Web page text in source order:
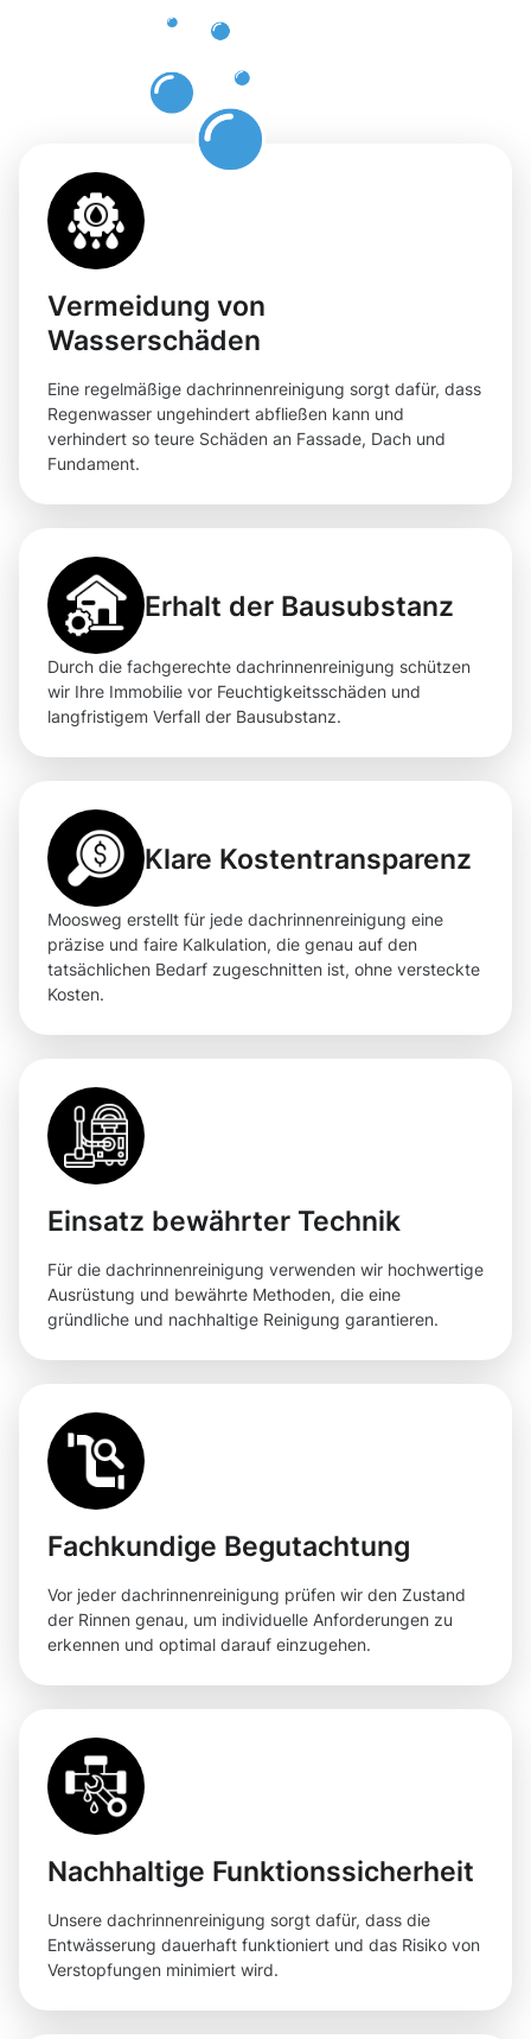
Vermeidung von
Wasserschäden
Eine regelmäßige dachrinnenreinigung sorgt dafür, dass
Regenwasser ungehindert abfließen kann und
verhindert so teure Schäden an Fassade, Dach und
Fundament.
Erhalt der Bausubstanz
Durch die fachgerechte dachrinnenreinigung schützen
wir Ihre Immobilie vor Feuchtigkeitsschäden und
langfristigem Verfall der Bausubstanz.
Klare Kostentransparenz
Moosweg erstellt für jede dachrinnenreinigung eine
präzise und faire Kalkulation, die genau auf den
tatsächlichen Bedarf zugeschnitten ist, ohne versteckte
Kosten.
Einsatz bewährter Technik
Für die dachrinnenreinigung verwenden wir hochwertige
Ausrüstung und bewährte Methoden, die eine
gründliche und nachhaltige Reinigung garantieren.
Fachkundige Begutachtung
Vor jeder dachrinnenreinigung prüfen wir den Zustand
der Rinnen genau, um individuelle Anforderungen zu
erkennen und optimal darauf einzugehen.
Nachhaltige Funktionssicherheit
Unsere dachrinnenreinigung sorgt dafür, dass die
Entwässerung dauerhaft funktioniert und das Risiko von
Verstopfungen minimiert wird.